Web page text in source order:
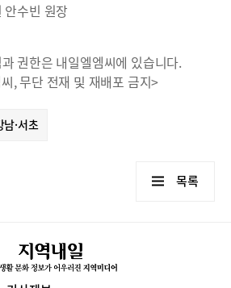
안수빈 원장
권한은 내일엘엠씨에 있습니다.
, 무단 전재 및 재배포 금지>
남·서초
목록